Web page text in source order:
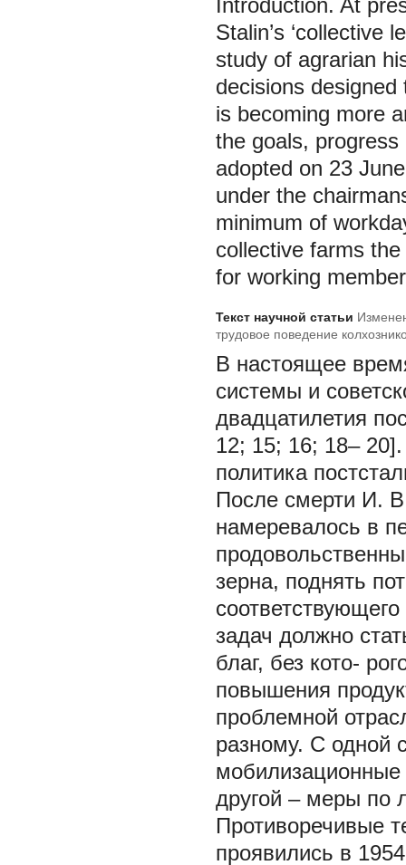
Introduction. At
Stalin’s ‘collective
study of agrarian
decisions
is becoming more
the goals,
adopted on 23
under the
minimum of
collective farms
for working
Текст научной статьи
трудовое поведение
В настоящее
системы и
двадцатилетия
12; 15; 16; 18–
политика
После смерти И.
намеревалось в
зерна, поднять
задач должно
благ, без кото-
повышения
проблемной
разному. С одной
мобилизационные
другой – меры по
Противоречивые
проявились в